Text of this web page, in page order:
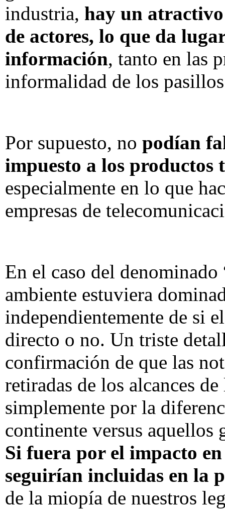
industria, hay un
de actores, lo que da
información, tanto en las
informalidad de los
Por supuesto, no podían
impuesto a los productos
especialmente en lo que
empresas de
En el caso del
ambiente estuviera
independientemente de si
directo o no. Un triste
confirmación de que las
retiradas de los alcances
simplemente por la
continente versus aquellos
Si fuera por el impacto
seguirían incluidas en la
de la miopía de nuestros